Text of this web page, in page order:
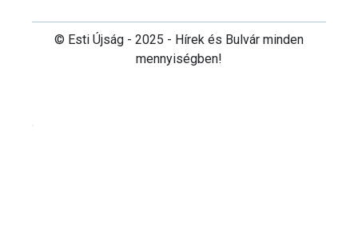
© Esti Újság - 2025 - Hírek és Bulvár minden
mennyiségben!